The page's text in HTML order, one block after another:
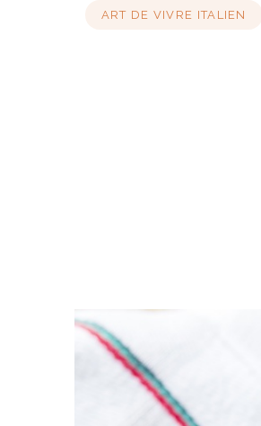
ART DE VIVRE ITALIEN